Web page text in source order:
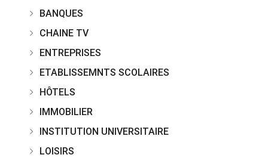
BANQUES
CHAINE TV
ENTREPRISES
ETABLISSEMNTS SCOLAIRES
HÔTELS
IMMOBILIER
INSTITUTION UNIVERSITAIRE
LOISIRS